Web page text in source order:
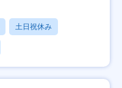
土日祝休み